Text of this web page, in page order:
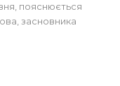
пояснюється
засновника